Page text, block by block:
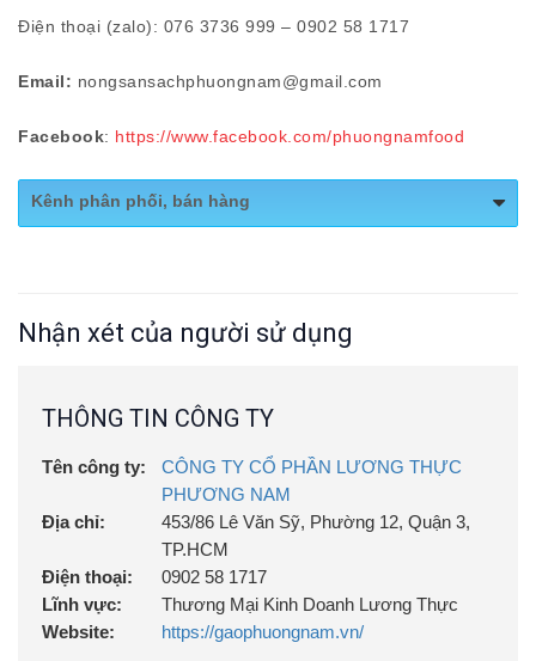
Điện thoại (zalo): 076 3736 999 – 0902 58 1717
Email: nongsansachphuongnam@gmail.com
Facebook: https://www.facebook.com/phuongnamfood
Kênh phân phối, bán hàng
Fanpage:
https://www.facebook.com/phuongnamfood/
TP.HCM
76A Đường 109, Phường Phước Long,
TP.HCM
Nhận xét của người sử dụng
THÔNG TIN CÔNG TY
Tên công ty:
CÔNG TY CỔ PHẦN LƯƠNG THỰC
PHƯƠNG NAM
Địa chỉ:
453/86 Lê Văn Sỹ, Phường 12, Quận 3,
TP.HCM
Điện thoại:
0902 58 1717
Lĩnh vực:
Thương Mại Kinh Doanh Lương Thực
Website:
https://gaophuongnam.vn/